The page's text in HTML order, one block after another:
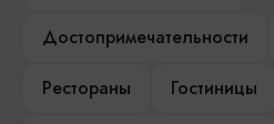
Достопримечательности
Рестораны
Гостиницы